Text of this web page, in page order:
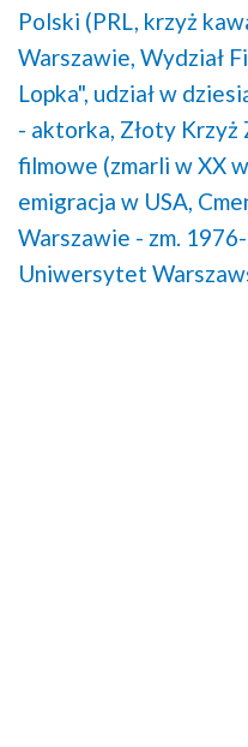
Polski (PRL, krzyż
Warszawie, Wydział
Lopka", udział w
- aktorka, Złoty Krzyż
filmowe (zmarli w XX
emigracja w USA,
Warszawie - zm.
Uniwersytet